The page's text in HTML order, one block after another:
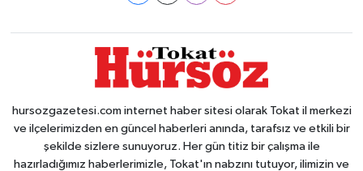
hursozgazetesi.com internet haber sitesi olarak Tokat il merkezi
ve ilçelerimizden en güncel haberleri anında, tarafsız ve etkili bir
şekilde sizlere sunuyoruz. Her gün titiz bir çalışma ile
hazırladığımız haberlerimizle, Tokat'ın nabzını tutuyor, ilimizin ve